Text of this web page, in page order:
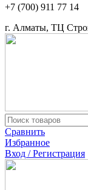
+7 (700) 911 77 14
г. Алматы, ТЦ
Сравнить
Избранное
Вход / Регистрация